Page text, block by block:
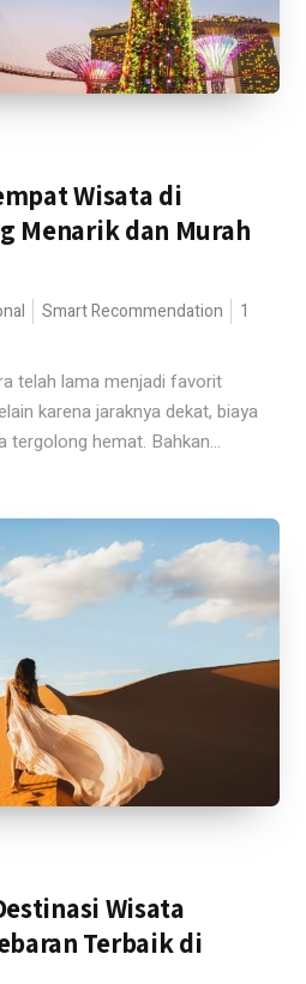
Wisata di
Menarik dan Murah
Smart Recommendation
1
telah lama menjadi favorit
karena jaraknya dekat, biaya
tergolong hemat. Bahkan...
Wisata
Terbaik di